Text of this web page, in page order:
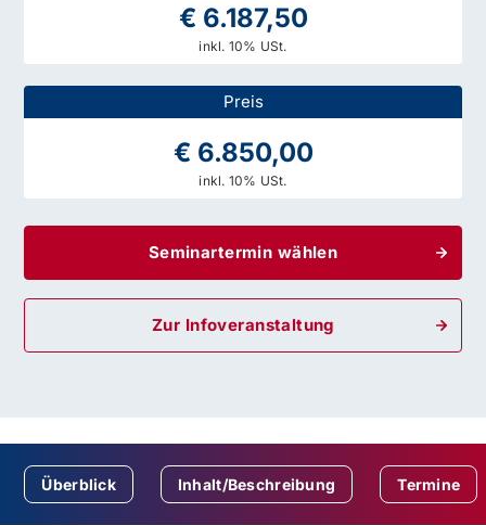
€ 6.187,50
inkl. 10% USt.
Preis
€ 6.850,00
inkl. 10% USt.
Seminartermin wählen
Zur Infoveranstaltung
Überblick Inhalt/Beschreibung Termine